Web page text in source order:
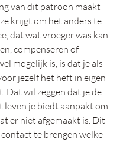
van dit patroon maakt
krijgt om het anders te
dat wat vroeger was kan
compenseren of
mogelijk is, is dat je als
jezelf het heft in eigen
Dat wil zeggen dat je de
leven je biedt aanpakt om
er niet afgemaakt is. Dit
te brengen welke